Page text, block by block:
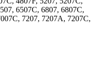
6507C, 6807, 6807C,
7207, 7207A, 7207C,